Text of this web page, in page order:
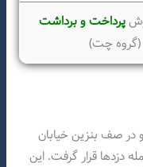
پرداخت و برداشت
(گروه چت)
که علی بیرو در صف بنزین خیابان
دزدها قرار گرفت. این